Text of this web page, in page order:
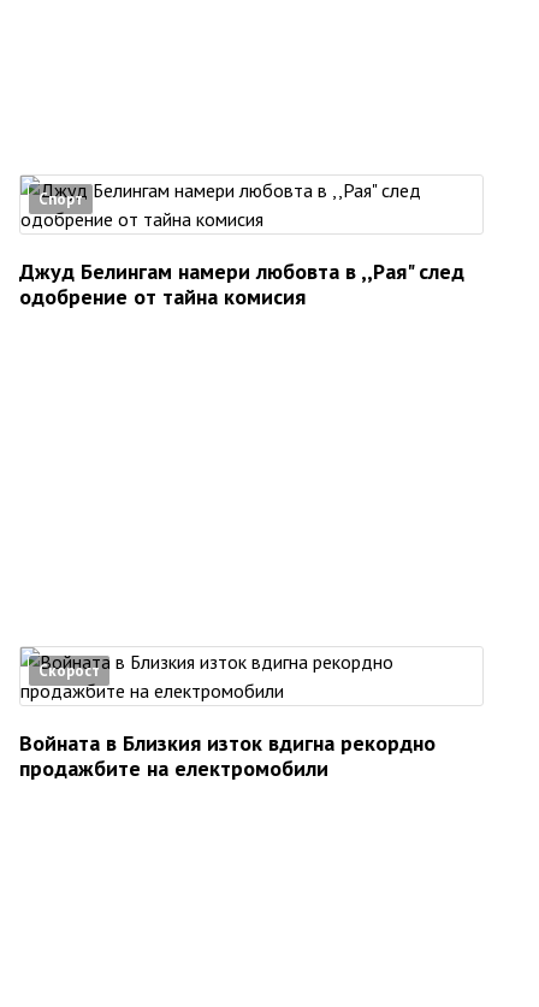
Спорт
Джуд Белингам намери любовта в ,,Рая" след
одобрение от тайна комисия
Скорост
Войната в Близкия изток вдигна рекордно
продажбите на електромобили